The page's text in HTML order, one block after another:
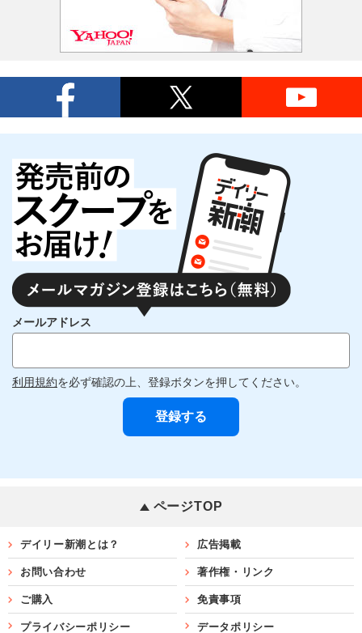
メールアドレス
利用規約を必ず確認の上、登録ボタンを押してください。
ページTOP
デイリー新潮とは？ 広告掲載
お問い合わせ 著作権・リンク
ご購入 免責事項
プライバシーポリシー データポリシー